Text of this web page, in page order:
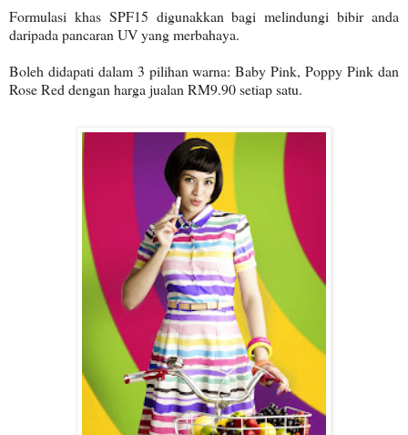
Formulasi khas SPF15 digunakkan bagi melindungi bibir anda
daripada pancaran UV yang merbahaya.
Boleh didapati dalam 3 pilihan warna: Baby Pink, Poppy Pink dan
Rose Red dengan harga jualan RM9.90 setiap satu.